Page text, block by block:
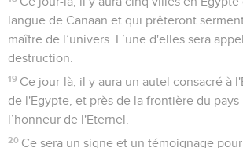
dont on vantait la splendeur.
Les habitants de ces régions côtières
‘Voilà ce qu'est devenu l'objet de notre
roi d'Assyrie ! Comment pourrons-nous lui
maintenant ?’ »
Esaïe 21